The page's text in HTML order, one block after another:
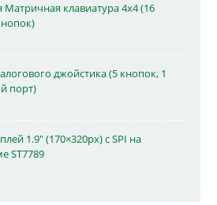
клавиатура 4x4 (16
джойстика (5 кнопок, 1
порт)
1.9" (170×320px) с SPI на
ST7789